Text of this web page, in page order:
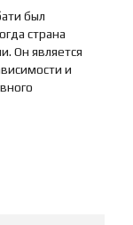
был
страна
Он является
и